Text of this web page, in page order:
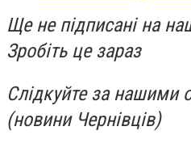
Ще не підписані на
Зробіть це зараз
Слідкуйте за нашими
(новини Чернівців)